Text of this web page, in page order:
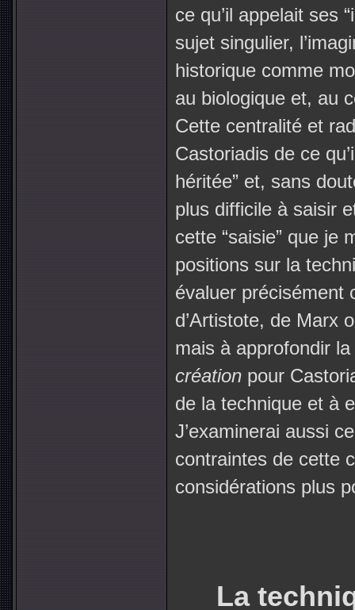
ce qu’il appelait ses
sujet singulier,
historique comme
au biologique et, au
Cette centralité et
Castoriadis de ce
héritée” et, sans
plus difficile à saisir
cette “saisie” que je
positions sur la
évaluer précisément
d’Artistote, de Marx
mais à approfondir
création pour
de la technique et à
J’examinerai aussi
contraintes de cette
considérations plus
La